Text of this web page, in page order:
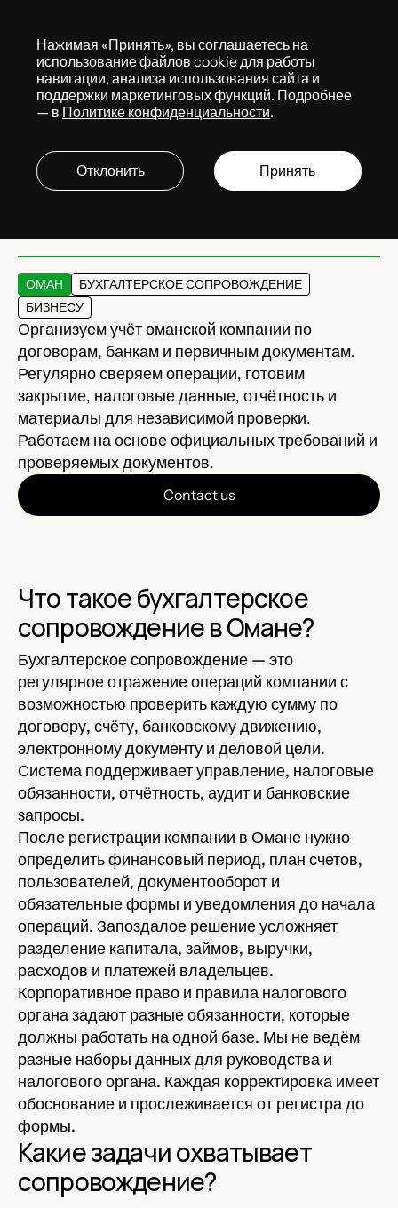
Services
Бухгалтерское
сопровождение
бизнеса в Омане
ОМАН
БУХГАЛТЕРСКОЕ СОПРОВОЖДЕНИЕ
БИЗНЕСУ
Организуем учёт оманской компании по
договорам, банкам и первичным документам.
Регулярно сверяем операции, готовим
закрытие, налоговые данные, отчётность и
материалы для независимой проверки.
Работаем на основе официальных требований и
проверяемых документов.
Contact us
Что такое бухгалтерское
сопровождение в Омане?
Бухгалтерское сопровождение — это
регулярное отражение операций компании с
возможностью проверить каждую сумму по
договору, счёту, банковскому движению,
электронному документу и деловой цели.
Система поддерживает управление, налоговые
обязанности, отчётность, аудит и банковские
запросы.
После регистрации компании в Омане нужно
определить финансовый период, план счетов,
пользователей, документооборот и
обязательные формы и уведомления до начала
операций. Запоздалое решение усложняет
разделение капитала, займов, выручки,
расходов и платежей владельцев.
Корпоративное право и правила налогового
органа задают разные обязанности, которые
должны работать на одной базе. Мы не ведём
разные наборы данных для руководства и
налогового органа. Каждая корректировка имеет
обоснование и прослеживается от регистра до
формы.
Какие задачи охватывает
сопровождение?
Нажимая «Принять», вы соглашаетесь на
использование файлов cookie для работы
навигации, анализа использования сайта и
поддержки маркетинговых функций. Подробнее
— в Политике конфиденциальности.
Отклонить Принять